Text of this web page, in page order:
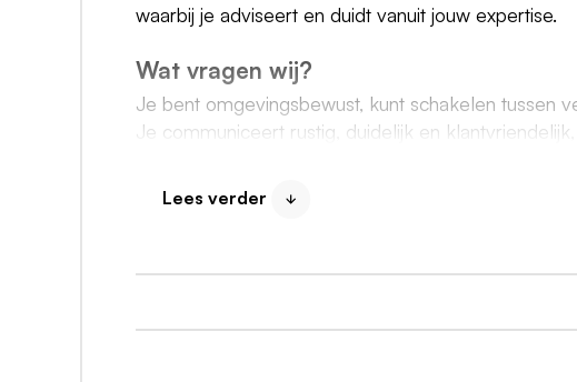
waarbij je adviseert en duidt vanuit jouw expertise.
Wat vragen wij?
Je bent omgevingsbewust, kunt schakelen tussen
Je communiceert rustig, duidelijk en
ter beschikking gesteld. Onder IT-middelen
Lees verder